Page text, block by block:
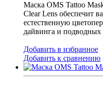
Маска OMS Tattoo
Clear Lens обеспечит
естественную
дайвинга и подводных
Добавить в избранное
Добавить к сравнению